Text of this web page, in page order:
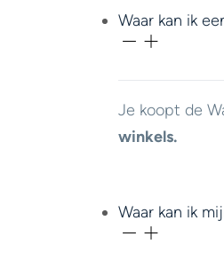
Waar kan ik
Je koopt de
winkels.
Waar kan ik